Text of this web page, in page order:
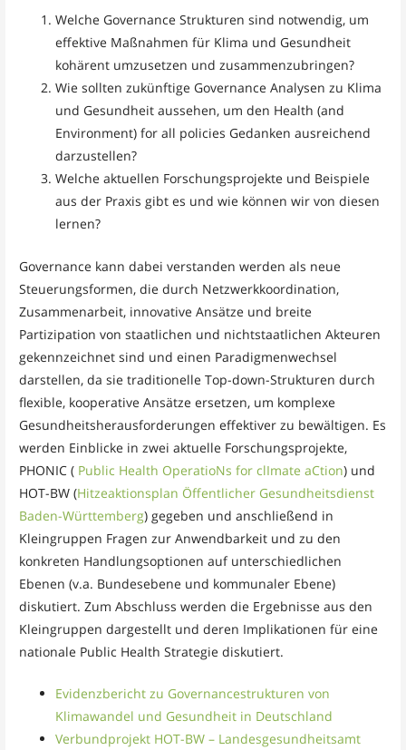
Welche Governance Strukturen sind notwendig, um
effektive Maßnahmen für Klima und Gesundheit
kohärent umzusetzen und zusammenzubringen?
Wie sollten zukünftige Governance Analysen zu Klima
und Gesundheit aussehen, um den Health (and
Environment) for all policies Gedanken ausreichend
darzustellen?
Welche aktuellen Forschungsprojekte und Beispiele
aus der Praxis gibt es und wie können wir von diesen
lernen?
Governance kann dabei verstanden werden als neue
Steuerungsformen, die durch Netzwerkkoordination,
Zusammenarbeit, innovative Ansätze und breite
Partizipation von staatlichen und nichtstaatlichen Akteuren
gekennzeichnet sind und einen Paradigmenwechsel
darstellen, da sie traditionelle Top-down-Strukturen durch
flexible, kooperative Ansätze ersetzen, um komplexe
Gesundheitsherausforderungen effektiver zu bewältigen. Es
werden Einblicke in zwei aktuelle Forschungsprojekte,
PHONIC ( Public Health OperatioNs for clImate aCtion) und
HOT-BW (Hitzeaktionsplan Öffentlicher Gesundheitsdienst
Baden-Württemberg) gegeben und anschließend in
Kleingruppen Fragen zur Anwendbarkeit und zu den
konkreten Handlungsoptionen auf unterschiedlichen
Ebenen (v.a. Bundesebene und kommunaler Ebene)
diskutiert. Zum Abschluss werden die Ergebnisse aus den
Kleingruppen dargestellt und deren Implikationen für eine
nationale Public Health Strategie diskutiert.
Evidenzbericht zu Governancestrukturen von
Klimawandel und Gesundheit in Deutschland
Verbundprojekt HOT-BW – Landesgesundheitsamt